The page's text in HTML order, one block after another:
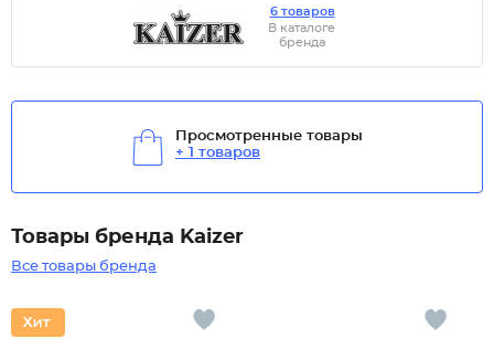
6 товаров
В каталоге
бренда
Просмотренные товары
+ 1 товаров
Товары бренда Kaizer
Все товары бренда